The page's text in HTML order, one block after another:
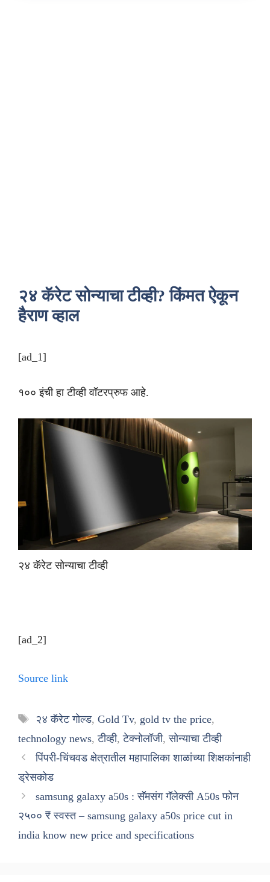
२४ कॅरेट सोन्याचा टीव्ही? किंमत ऐकून
हैराण व्हाल
[ad_1]
१०० इंची हा टीव्ही वॉटरप्रुफ आहे.
२४ कॅरेट सोन्याचा टीव्ही
[ad_2]
Source link
Tags
२४ कॅरेट गोल्ड, Gold Tv, gold tv the price,
technology news,टीव्ही,टेक्नोलॉजी,सोन्याचा टीव्ही
पिंपरी-चिंचवड क्षेत्रातील महापालिका शाळांच्या शिक्षकांनाही
ड्रेसकोड
samsung galaxy a50s : सॅमसंग गॅलेक्सी A50s फोन
२५०० ₹ स्वस्त – samsung galaxy a50s price cut in
india know new price and specifications